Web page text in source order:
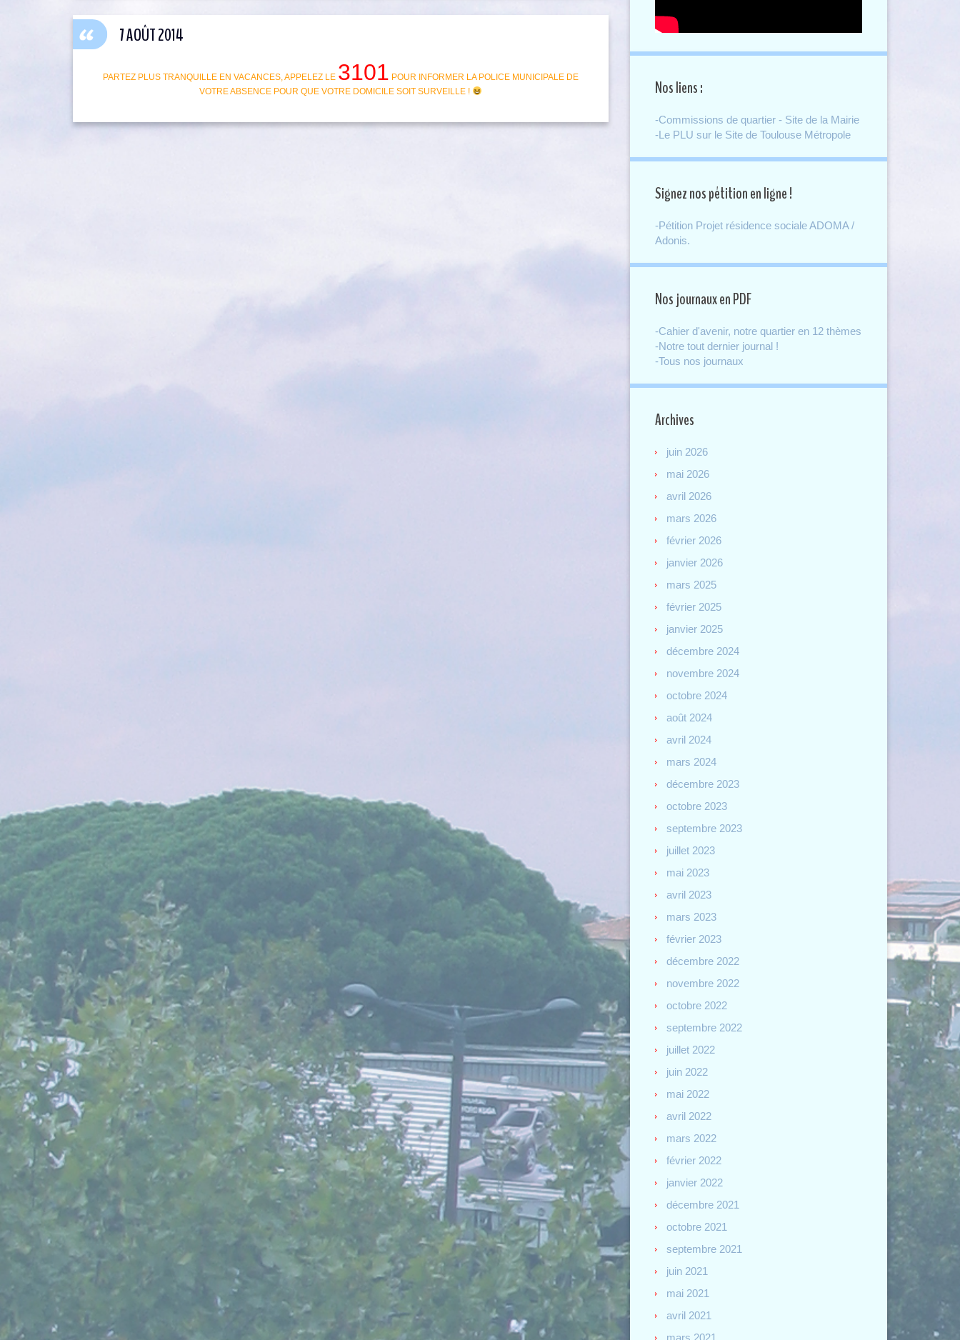
PARTEZ PLUS TRANQUILLE EN VACANCES, APPELEZ LE 3101 POUR INFORMER LA POLICE MUNICIPALE DE
VOTRE ABSENCE POUR QUE VOTRE DOMICILE SOIT SURVEILLE !
7 AOÛT 2014
Nos liens :
-Commissions de quartier - Site de la Mairie
-Le PLU sur le Site de Toulouse Métropole
Signez nos pétition en ligne !
-Pétition Projet résidence sociale ADOMA /
Adonis.
Nos journaux en PDF
-Cahier d'avenir, notre quartier en 12 thèmes
-Notre tout dernier journal !
-Tous nos journaux
Archives
juin 2026
mai 2026
avril 2026
mars 2026
février 2026
janvier 2026
mars 2025
février 2025
janvier 2025
décembre 2024
novembre 2024
octobre 2024
août 2024
avril 2024
mars 2024
décembre 2023
octobre 2023
septembre 2023
juillet 2023
mai 2023
avril 2023
mars 2023
février 2023
décembre 2022
novembre 2022
octobre 2022
septembre 2022
juillet 2022
juin 2022
mai 2022
avril 2022
mars 2022
février 2022
janvier 2022
décembre 2021
octobre 2021
septembre 2021
juin 2021
mai 2021
avril 2021
mars 2021